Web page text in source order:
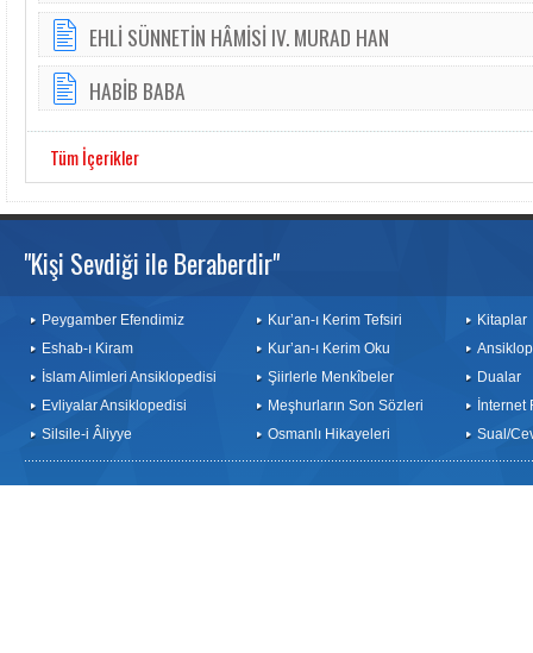
EHLİ SÜNNETİN HÂMİSİ IV. MURAD HAN
HABİB BABA
Tüm İçerikler
"Kişi Sevdiği ile Beraberdir"
Peygamber Efendimiz
Eshab-ı Kiram
İslam Alimleri Ansiklopedisi
Evliyalar Ansiklopedisi
Silsile-i Âliyye
Kur’an-ı Kerim Tefsiri
Kur’an-ı Kerim Oku
Şiirlerle Menkîbeler
Meşhurların Son Sözleri
Osmanlı Hikayeleri
Kitaplar
Dualar
İnternet
Sual/